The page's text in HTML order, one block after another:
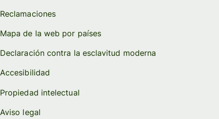
Reclamaciones
Mapa de la web por países
Declaración contra la esclavitud moderna
Accesibilidad
Propiedad intelectual
Aviso legal